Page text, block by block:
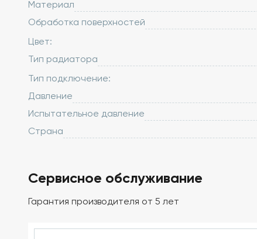
Материал
Обработка поверхностей
Цвет:
Тип радиатора
Тип подключение:
Давление
Испытательное давление
Страна
Сервисное обслуживание
Гарантия производителя от 5 лет